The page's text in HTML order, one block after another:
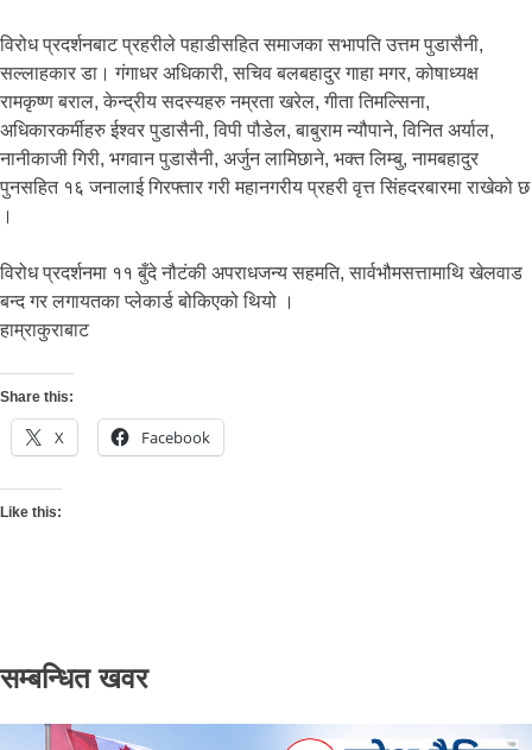
विरोध प्रदर्शनबाट प्रहरीले पहाडीसहित समाजका सभापति उत्तम पुडासैनी,
सल्लाहकार डा। गंगाधर अधिकारी, सचिव बलबहादुर गाहा मगर, कोषाध्यक्ष
रामकृष्ण बराल, केन्द्रीय सदस्यहरु नम्रता खरेल, गीता तिमल्सिना,
अधिकारकर्मीहरु ईश्वर पुडासैनी, विपी पौडेल, बाबुराम न्यौपाने, विनित अर्याल,
नानीकाजी गिरी, भगवान पुडासैनी, अर्जुन लामिछाने, भक्त लिम्बु, नामबहादुर
पुनसहित १६ जनालाई गिरफ्तार गरी महानगरीय प्रहरी वृत्त सिंहदरबारमा राखेको छ
।
विरोध प्रदर्शनमा ११ बुँदे नौटंकी अपराधजन्य सहमति, सार्वभौमसत्तामाथि खेलवाड
बन्द गर लगायतका प्लेकार्ड बोकिएको थियो ।
हाम्राकुराबाट
Share this:
X Facebook
Like this:
सम्बन्धित खवर